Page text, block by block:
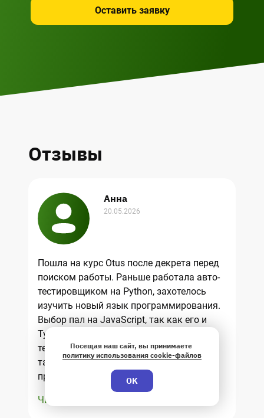
Оставить заявку
Отзывы
Анна
20.05.2026
Пошла на курс Otus после декрета перед
поиском работы. Раньше работала авто-
тестировщиком на Python, захотелось
изучить новый язык программирования.
Выбор пал на JavaScript, так как его и
TypeScript часто используют в
тестировании. Слушала лекции в записи,
так как не было возможнсости
присоединяться в 20 вечера. Обучение
понравилось, огромное спасибо
преподавателям, особенно Алексею
Читать целиком
Посещая наш сайт, вы принимаете
политику использования cookie-файлов
OK